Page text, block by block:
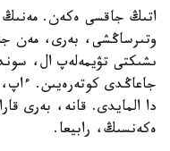
اتىڭ جاقسى ەكەن. مەنىڭ
وتىرساڭشى، بەرى، مەن
ىشىكتى تۋيمەلەپ ال،
جاعاڭدى كوتەرەيىن.
دا المايدى. قانە، بەرى
ەكەنسىڭ، رابيعا.